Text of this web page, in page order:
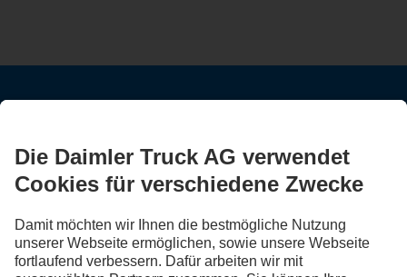
BLEIB IN KONTAKT.
Kanälen.